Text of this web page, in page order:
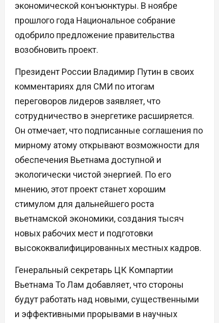
экономической конъюнктуры. В ноябре
прошлого года Национальное собрание
одобрило предложение правительства
возобновить проект.
Президент России Владимир Путин в своих
комментариях для СМИ по итогам
переговоров лидеров заявляет, что
сотрудничество в энергетике расширяется.
Он отмечает, что подписанные соглашения по
мирному атому открывают возможности для
обеспечения Вьетнама доступной и
экологически чистой энергией. По его
мнению, этот проект станет хорошим
стимулом для дальнейшего роста
вьетнамской экономики, создания тысяч
новых рабочих мест и подготовки
высококвалифицированных местных кадров.
Генеральный секретарь ЦК Компартии
Вьетнама То Лам добавляет, что стороны
будут работать над новыми, существенными
и эффективными прорывами в научных